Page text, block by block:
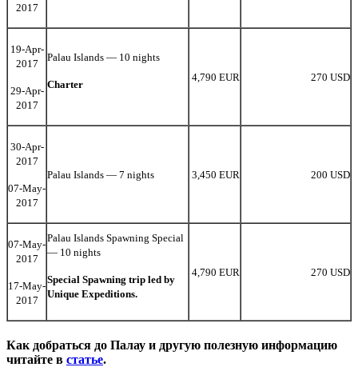
2017
19-Apr-
2017
29-Apr-
2017
Palau Islands — 10 nights
Charter
4,790 EUR 270 USD
30-Apr-
2017
07-May-
2017
Palau Islands — 7 nights 3,450 EUR 200 USD
07-May-
2017
17-May-
2017
Palau Islands Spawning Special
— 10 nights
Special Spawning trip led by
Unique Expeditions.
4,790 EUR 270 USD
Как добраться до Палау и другую полезную информацию
читайте в статье.